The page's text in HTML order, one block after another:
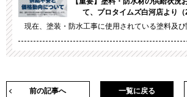
て、プロタイムズ白河店より（
現在、塗装・防水工事に使用されている塗料及び
前の記事へ 一覧に戻る